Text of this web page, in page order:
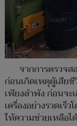
จากการตรวจ
ก่อนเกิดเหตุผู้เสีย
เพียงลำพัง ก่อนจะ
เครื่องอย่างรวดเร็
ให้ความช่วยเหลือ